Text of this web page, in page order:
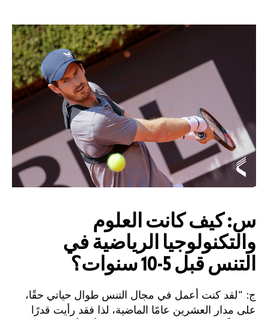
س: كيف كانت العلوم
والتكنولوجيا الرياضية في
التنس قبل 5-10 سنوات؟
ج: "لقد كنت أعمل في مجال التنس طوال حياتي حقًا،
على مدار العشرين عامًا الماضية، لذا فقد رأيت قدرًا